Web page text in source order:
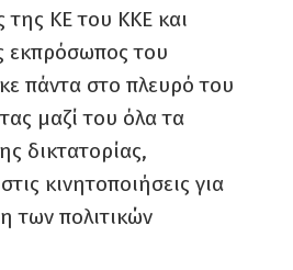
ΚΕ του ΚΚΕ και
εκπρόσωπος του
πάντα στο πλευρό του
μαζί του όλα τα
δικτατορίας,
κινητοποιήσεις για
των πολιτικών